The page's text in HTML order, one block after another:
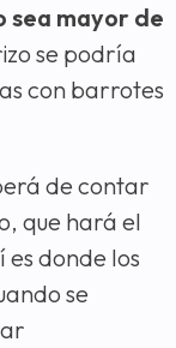
sea mayor de
se podría
con barrotes
de contar
que hará el
donde los
se